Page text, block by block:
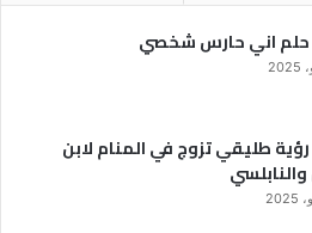
حلم اني حارس شخصي
طليقي تزوج في المنام لابن